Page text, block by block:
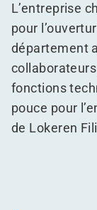
L’entreprise
pour
département
fonctions
pouce pour
de Lokeren